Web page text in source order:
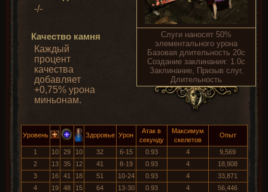
-/-
Качество камня
Каждый
процент
качества
добавляет
+0,75% урона
миньонам.
Слуги наносят 50%
элементального урона
Базовая длительность 20с
Создание заклинания: 1.0с
Заклинание, Призыв слуг,
Длительность
Уровень Здоровье Урон
Атак в
секунду
Максимум
скелетов
Опыт
1 10 29 10 32 6-15 0.93 4
9,569
2
13 35 12 41 8-19 0.93 4
18,908
3
16 41 18 51 10-24 0.93 4
33,871
4
19 48 15 64 13-30 0.93 4
56,446